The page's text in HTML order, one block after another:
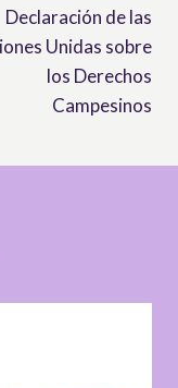
Declaración de las
Unidas sobre
los Derechos
Campesinos